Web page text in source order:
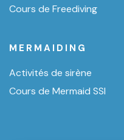
Cours de Freediving
MERMAIDING
Activités de sirène
Cours de Mermaid SSI